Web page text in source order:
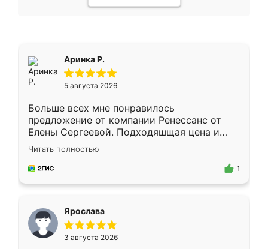
Аринка Р.
5 августа 2026
Больше всех мне понравилось
предложение от компании Ренессанс от
Елены Сергеевой. Подходяшщая цена и
короткие сроки изготовления. Приехавший
для замера сотрудник Владислав
предложил по моему эскизу самый
Читать полностью
1
Ярослава
3 августа 2026